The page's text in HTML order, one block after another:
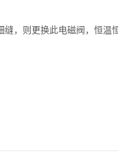
，则更换此电磁阀，恒温